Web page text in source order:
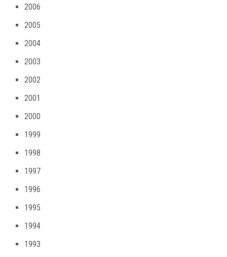
2006
2005
2004
2003
2002
2001
2000
1999
1998
1997
1996
1995
1994
1993